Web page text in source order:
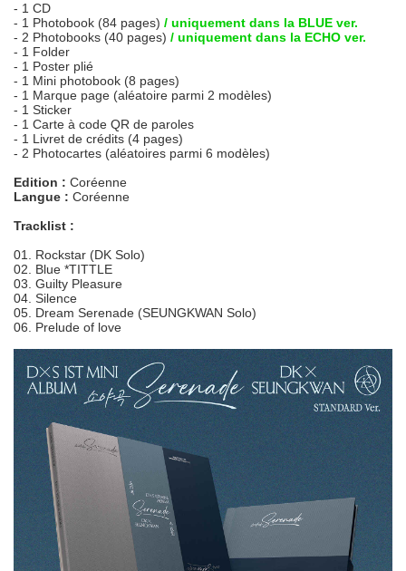
- 1 CD
- 1 Photobook (84 pages) / uniquement dans la BLUE ver.
- 2 Photobooks (40 pages) / uniquement dans la ECHO ver.
- 1 Folder
- 1 Poster plié
- 1 Mini photobook (8 pages)
- 1 Marque page (aléatoire parmi 2 modèles)
- 1 Sticker
- 1 Carte à code QR de paroles
- 1 Livret de crédits (4 pages)
- 2 Photocartes (aléatoires parmi 6 modèles)
Edition : Coréenne
Langue : Coréenne
Tracklist :
01. Rockstar (DK Solo)
02. Blue *TITTLE
03. Guilty Pleasure
04. Silence
05. Dream Serenade (SEUNGKWAN Solo)
06. Prelude of love